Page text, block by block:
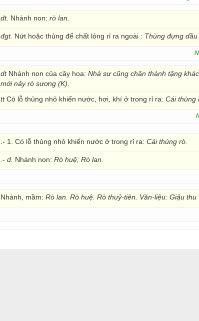
dt. Nhánh non: rò lan.
đgt. Nứt hoặc thủng để chất lỏng rỉ ra ngoài : Thùng đựng dầu
dt Nhánh non của cây hoa: Nhà sư cũng chân thành tặng
mới nảy rò sương (K).
ttCó lỗ thủng nhỏ khiến nước, hơi, khí ở trong rỉ ra: Cái thùng
.- 1. Có lỗ thủng nhỏ khiến nước ở trong rỉ ra: Cái thùng rò.
.- d. Nhánh non: Rò huệ; Rò lan.
Nhánh, mầm: Rò lan. Rò huệ. Rò thuỷ-tiên. Văn-liệu: Giậu